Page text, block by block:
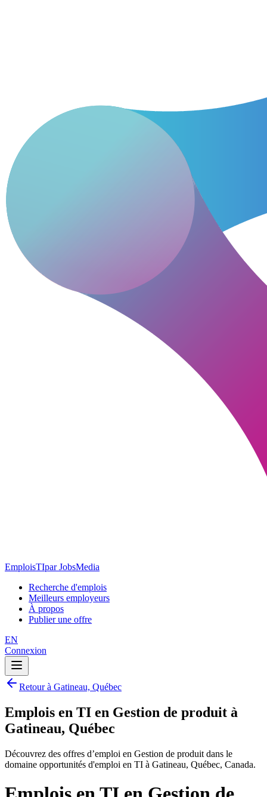
EmploisTIpar JobsMedia
Recherche d'emplois
Meilleurs employeurs
À propos
Publier une offre
EN
Connexion
Retour à Gatineau, Québec
Emplois en TI en Gestion de produit à
Gatineau, Québec
Découvrez des offres d’emploi en Gestion de produit dans le
domaine opportunités d'emploi en TI à Gatineau, Québec, Canada.